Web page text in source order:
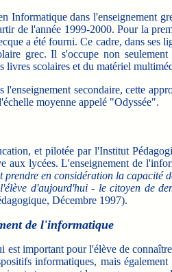
dans l'enseignement
de l'année 1999-2000. Pour la
a été fourni. Ce cadre, dans
grec. Il s'occupe non
livres scolaires et du matériel
secondaire, cette
moyenne appelé "Odyssée".
et pilotée par l'Institut
aux lycées. L'enseignement de
en considération la
d'aujourd'hui - le citoyen de
Décembre 1997).
de l'informatique
important pour l'élève de
informatiques, mais